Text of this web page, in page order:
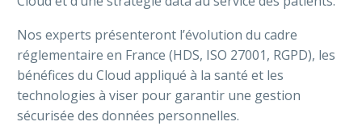
Nos experts présenteront l’évolution du cadre
réglementaire en France (HDS, ISO 27001, RGPD), les
bénéfices du Cloud appliqué à la santé et les
technologies à viser pour garantir une gestion
sécurisée des données personnelles.